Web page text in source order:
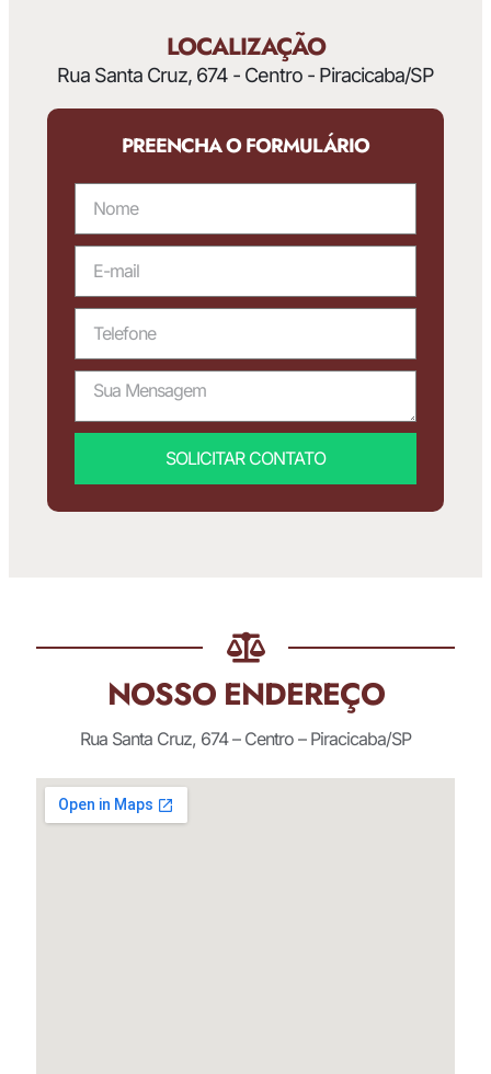
LOCALIZAÇÃO
Rua Santa Cruz, 674 - Centro - Piracicaba/SP
PREENCHA O FORMULÁRIO
SOLICITAR CONTATO
NOSSO ENDEREÇO
Rua Santa Cruz, 674 – Centro – Piracicaba/SP